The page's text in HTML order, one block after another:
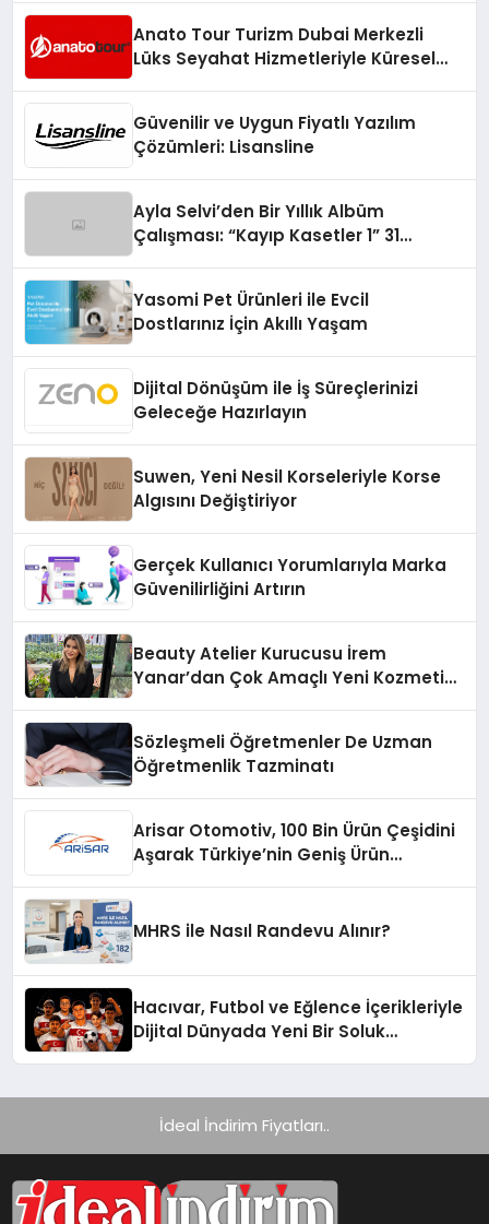
Anato Tour Turizm Dubai Merkezli
Lüks Seyahat Hizmetleriyle Küresel
Güvenilir ve Uygun Fiyatlı Yazılım
Çözümleri: Lisansline
Ayla Selvi’den Bir Yıllık Albüm
Çalışması: “Kayıp Kasetler 1” 31
Yasomi Pet Ürünleri ile Evcil
Dostlarınız İçin Akıllı Yaşam
Dijital Dönüşüm ile İş Süreçlerinizi
Geleceğe Hazırlayın
Suwen, Yeni Nesil Korseleriyle Korse
Algısını Değiştiriyor
Gerçek Kullanıcı Yorumlarıyla Marka
Güvenilirliğini Artırın
Beauty Atelier Kurucusu İrem
Yanar’dan Çok Amaçlı Yeni Kozmetik
Sözleşmeli Öğretmenler De Uzman
Öğretmenlik Tazminatı
Arisar Otomotiv, 100 Bin Ürün Çeşidini
Aşarak Türkiye’nin Geniş Ürün
MHRS ile Nasıl Randevu Alınır?
Hacıvar, Futbol ve Eğlence İçerikleriyle
Dijital Dünyada Yeni Bir Soluk
İdeal İndirim Fiyatları..